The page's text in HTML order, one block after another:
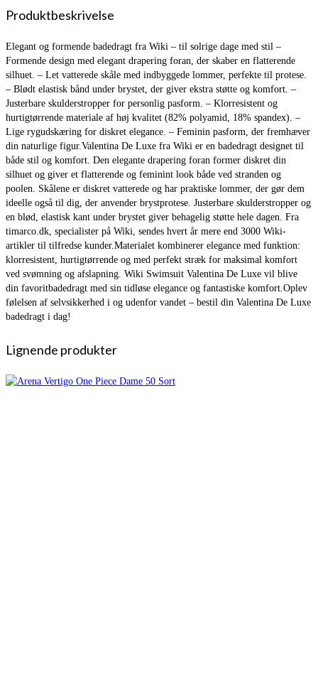
Produktbeskrivelse
Elegant og formende badedragt fra Wiki – til solrige dage med stil –
Formende design med elegant drapering foran, der skaber en flatterende
silhuet. – Let vatterede skåle med indbyggede lommer, perfekte til protese.
– Blødt elastisk bånd under brystet, der giver ekstra støtte og komfort. –
Justerbare skulderstropper for personlig pasform. – Klorresistent og
hurtigtørrende materiale af høj kvalitet (82% polyamid, 18% spandex). –
Lige rygudskæring for diskret elegance. – Feminin pasform, der fremhæver
din naturlige figur.Valentina De Luxe fra Wiki er en badedragt designet til
både stil og komfort. Den elegante drapering foran former diskret din
silhuet og giver et flatterende og feminint look både ved stranden og
poolen. Skålene er diskret vatterede og har praktiske lommer, der gør dem
ideelle også til dig, der anvender brystprotese. Justerbare skulderstropper og
en blød, elastisk kant under brystet giver behagelig støtte hele dagen. Fra
timarco.dk, specialister på Wiki, sendes hvert år mere end 3000 Wiki-
artikler til tilfredse kunder.Materialet kombinerer elegance med funktion:
klorresistent, hurtigtørrende og med perfekt stræk for maksimal komfort
ved svømning og afslapning. Wiki Swimsuit Valentina De Luxe vil blive
din favoritbadedragt med sin tidløse elegance og fantastiske komfort.Oplev
følelsen af selvsikkerhed i og udenfor vandet – bestil din Valentina De Luxe
badedragt i dag!
Lignende produkter